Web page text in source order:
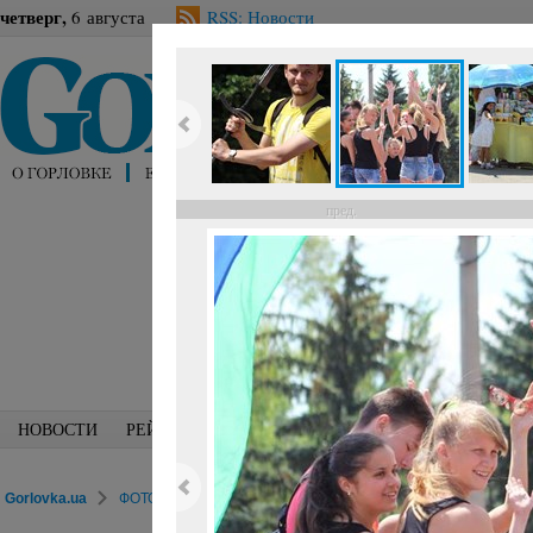
четверг, 6 августа RSS: Новости
НОВОСТИ РЕЙТИНГИ БЛОГИ СПЕЦИАЛИСТЫ
Gorlovka.ua ФОТОРЕПОРТАЖИ Досуг
пред.